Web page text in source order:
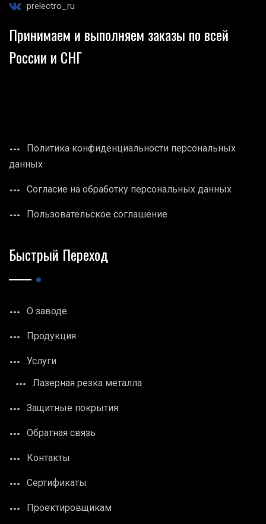
prelectro_ru
Принимаем и выполняем заказы по всей
России и СНГ
Политика конфиденциальности персональных
данных
Согласие на обработку персональных данных
Пользовательское соглашение
Быстрый Переход
О заводе
Продукция
Услуги
Лазерная резка металла
Защитные покрытия
Обратная связь
Контакты
Сертификаты
Проектировщикам